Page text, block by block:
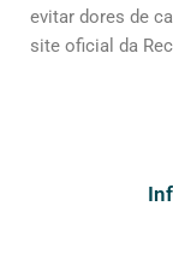
evitar dores de
site oficial da